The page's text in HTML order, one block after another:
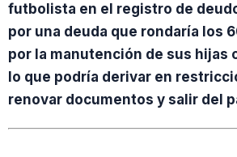
futbolista en el registro de
por una deuda que rondaría los
por la manutención de sus hijas
lo que podría derivar en
renovar documentos y salir del